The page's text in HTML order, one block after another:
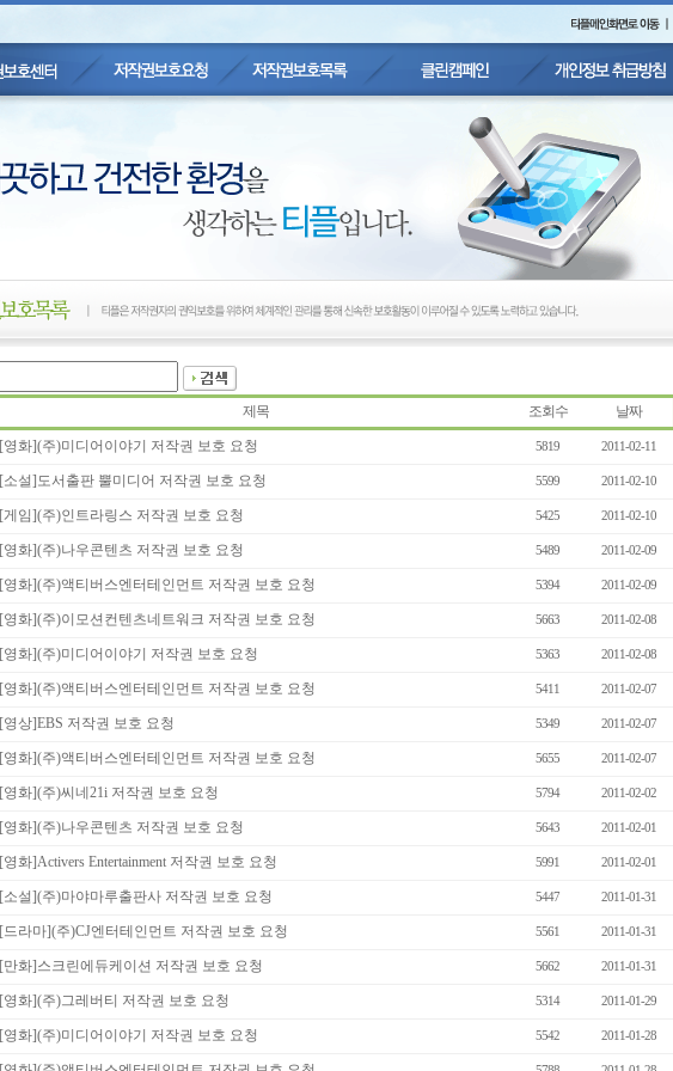
제목 조회수 날짜
[영화](주)미디어이야기 저작권 보호 요청 5819 2011-02-11
[소설]도서출판 뿔미디어 저작권 보호 요청 5599 2011-02-10
[게임](주)인트라링스 저작권 보호 요청 5425 2011-02-10
[영화](주)나우콘텐츠 저작권 보호 요청 5489 2011-02-09
[영화](주)액티버스엔터테인먼트 저작권 보호 요청 5394 2011-02-09
[영화](주)이모션컨텐츠네트워크 저작권 보호 요청 5663 2011-02-08
[영화](주)미디어이야기 저작권 보호 요청 5363 2011-02-08
[영화](주)액티버스엔터테인먼트 저작권 보호 요청 5411 2011-02-07
[영상]EBS 저작권 보호 요청 5349 2011-02-07
[영화](주)액티버스엔터테인먼트 저작권 보호 요청 5655 2011-02-07
[영화](주)씨네21i 저작권 보호 요청 5794 2011-02-02
[영화](주)나우콘텐츠 저작권 보호 요청 5643 2011-02-01
[영화]Activers Entertainment 저작권 보호 요청 5991 2011-02-01
[소설](주)마야마루출판사 저작권 보호 요청 5447 2011-01-31
[드라마](주)CJ엔터테인먼트 저작권 보호 요청 5561 2011-01-31
[만화]스크린에듀케이션 저작권 보호 요청 5662 2011-01-31
[영화](주)그레버티 저작권 보호 요청 5314 2011-01-29
[영화](주)미디어이야기 저작권 보호 요청 5542 2011-01-28